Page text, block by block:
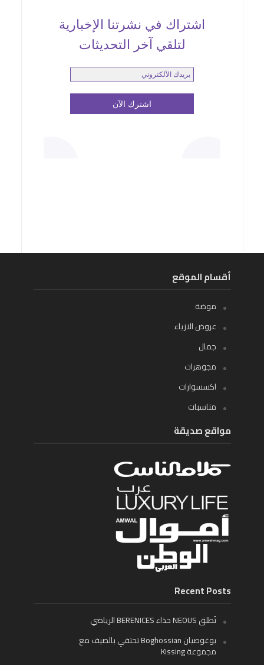
اشتراك في نشرتنا الإخبارية
لتلقي آخر التحديثات
أقسام الموقع
موضة
عروض الازياء
جمال
مجوهرات
اكسسوارات
مناسبات
مواقع صديقة
Recent Posts
تُطلق NEOUS حذاء BERENICES الرياضي
بوغوصيان Boghossian تحتفي بالصيف مع
مجموعة Kissing